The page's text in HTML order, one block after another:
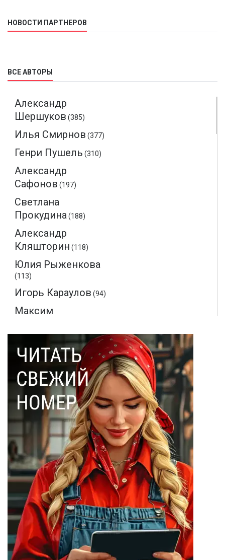
НОВОСТИ ПАРТНЕРОВ
ВСЕ АВТОРЫ
Александр
Шершуков (385)
Илья Смирнов (377)
Генри Пушель (310)
Александр
Сафонов (197)
Светлана
Прокудина (188)
Александр
Кляшторин (118)
Юлия Рыженкова
(113)
Игорь Караулов (94)
Максим
Монте-Кристо(40)
Ольга Соловьева
(28)
Эдмон Дантес(28)
Наталья Кочемина
(23)
Вадим Барабанов
(18)
Дмитрий Чуйков
(18)
Камиль Айсин (18)
Александр
Запесоцкий(16)
Александр
Боданин(15)